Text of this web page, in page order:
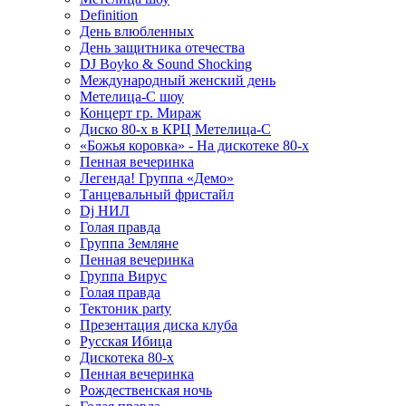
Definition
День влюбленных
День защитника отечества
DJ Boyko & Sound Shocking
Международный женский день
Метелица-С шоу
Концерт гр. Мираж
Диско 80-х в КРЦ Метелица-С
«Божья коровка» - На дискотеке 80-х
Пенная вечеринка
Легенда! Группа «Демо»
Танцевальный фристайл
Dj НИЛ
Голая правда
Группа Земляне
Пенная вечеринка
Группа Вирус
Голая правда
Тектоник party
Презентация диска клуба
Русская Ибица
Дискотека 80-х
Пенная вечеринка
Рождественская ночь